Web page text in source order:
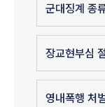
군대징계 종
장교현부심
영내폭행 처